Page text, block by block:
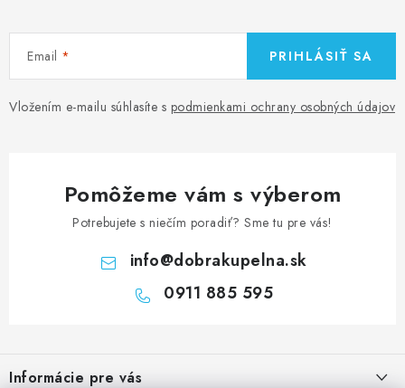
Email
Vložením e-mailu súhlasíte s podmienkami ochrany osobných údajov
PRIHLÁSIŤ SA
Pomôžeme vám s výberom
Potrebujete s niečím poradiť? Sme tu pre vás!
info@dobrakupelna.sk
0911 885 595
Informácie pre vás